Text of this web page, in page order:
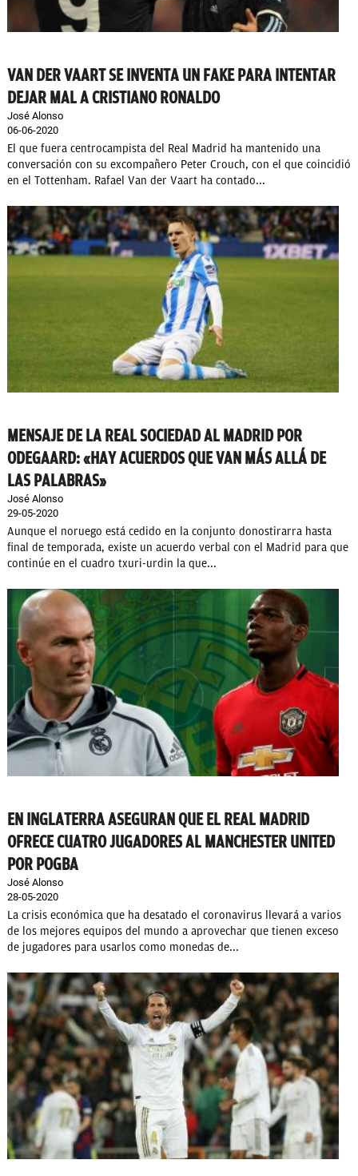
VAN DER VAART SE INVENTA UN FAKE PARA INTENTAR
DEJAR MAL A CRISTIANO RONALDO
José Alonso
06-06-2020
El que fuera centrocampista del Real Madrid ha mantenido una
conversación con su excompañero Peter Crouch, con el que coincidió
en el Tottenham. Rafael Van der Vaart ha contado...
MENSAJE DE LA REAL SOCIEDAD AL MADRID POR
ODEGAARD: «HAY ACUERDOS QUE VAN MÁS ALLÁ DE
LAS PALABRAS»
José Alonso
29-05-2020
Aunque el noruego está cedido en la conjunto donostirarra hasta
final de temporada, existe un acuerdo verbal con el Madrid para que
continúe en el cuadro txuri-urdin la que...
EN INGLATERRA ASEGURAN QUE EL REAL MADRID
OFRECE CUATRO JUGADORES AL MANCHESTER UNITED
POR POGBA
José Alonso
28-05-2020
La crisis económica que ha desatado el coronavirus llevará a varios
de los mejores equipos del mundo a aprovechar que tienen exceso
de jugadores para usarlos como monedas de...